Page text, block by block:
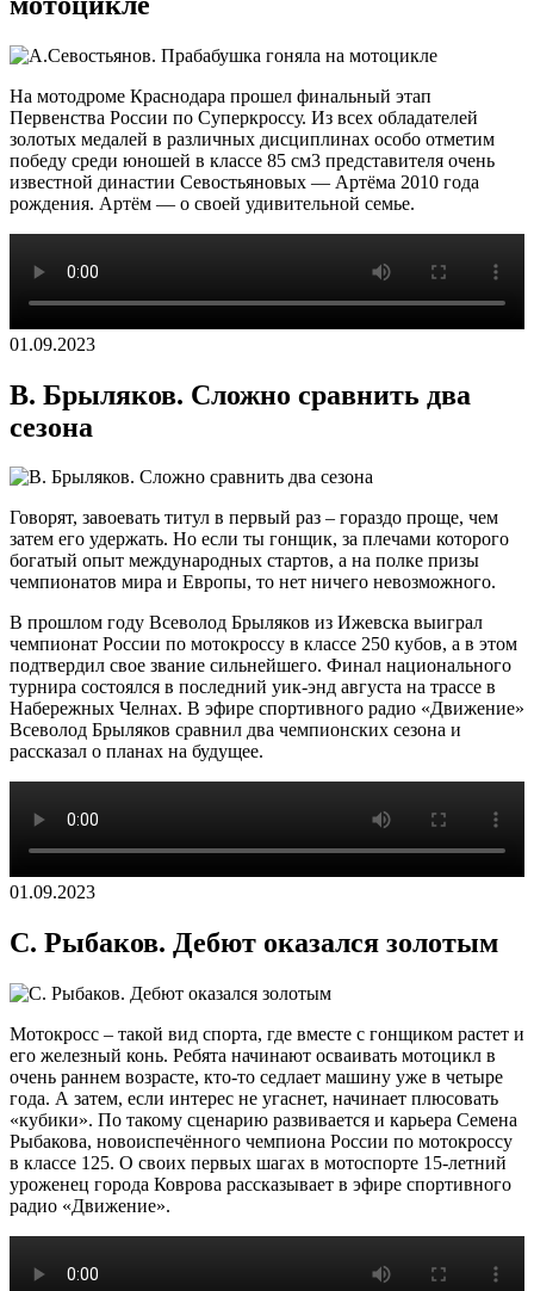
На мотодроме Краснодара прошел финальный этап
Первенства России по Суперкроссу. Из всех обладателей
золотых медалей в различных дисциплинах особо отметим
победу среди юношей в классе 85 см3 представителя очень
известной династии Севостьяновых — Артёма 2010 года
рождения. Артём — о своей удивительной семье.
01.09.2023
В. Брыляков. Сложно сравнить два
сезона
Говорят, завоевать титул в первый раз – гораздо проще, чем
затем его удержать. Но если ты гонщик, за плечами которого
богатый опыт международных стартов, а на полке призы
чемпионатов мира и Европы, то нет ничего невозможного.
В прошлом году Всеволод Брыляков из Ижевска выиграл
чемпионат России по мотокроссу в классе 250 кубов, а в этом
подтвердил свое звание сильнейшего. Финал национального
турнира состоялся в последний уик-энд августа на трассе в
Набережных Челнах. В эфире спортивного радио «Движение»
Всеволод Брыляков сравнил два чемпионских сезона и
рассказал о планах на будущее.
01.09.2023
С. Рыбаков. Дебют оказался золотым
Мотокросс – такой вид спорта, где вместе с гонщиком растет и
его железный конь. Ребята начинают осваивать мотоцикл в
очень раннем возрасте, кто-то седлает машину уже в четыре
года. А затем, если интерес не угаснет, начинает плюсовать
«кубики». По такому сценарию развивается и карьера Семена
Рыбакова, новоиспечённого чемпиона России по мотокроссу
в классе 125. О своих первых шагах в мотоспорте 15-летний
уроженец города Коврова рассказывает в эфире спортивного
радио «Движение».